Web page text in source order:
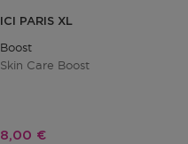
ICI PARIS XL
Boost
Skin Care Boost
Prix promotionnel
8,00 €